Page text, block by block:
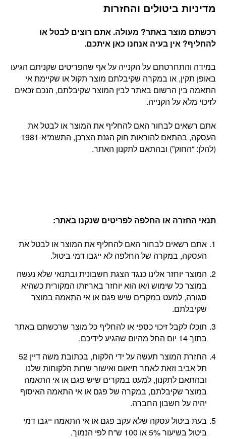
מדיניות ביטולים והחזרות
רכשתם מוצר באתר? מעולה. אתם רוצים לבטל או
להחליף? אין בעיה אנחנו כאן איתכם.
במידה והתחרטתם על הקנייה על אף שהפריטים שקניתם הגיעו
באופן תקין, או במקרה שקיבלתם מוצר תקול או שקיימת אי
התאמה בין הרשום באתר לבין המוצר שקיבלתם, הנכם זכאים
לזיכוי מלא על הקנייה.
אתם רשאים לבחור האם להחליף את המוצר או לבטל את
העסקה, בהתאם להוראות חוק הגנת הצרכן, התשמ”א-1981
(להלן: “החוק”) ובהתאם לתקנון האתר.
תנאי החזרה או החלפה לפריטים שנקנו באתר:
אתם רשאים לבחור האם להחליף את המוצר או לבטל את
העסקה, במקרה של החלפה לא ייגבו דמי ביטול.
המוצר יוחזר אלינו כנגד הצגת חשבונית ובתנאי שלא נעשה
במוצר כל שימוש ו/או הוא יוחזר באריזתו המקורית כשהיא
סגורה, למעט במקרים שיש פגם או אי התאמה במוצר
שקיבלתם.
תוכלו לקבל זיכוי כספי או להחליף כל מוצר שרכשתם באתר
בתוך 14 יום החל מהיום שהגיע לידיכם.
החזרת המוצר תעשה על ידי הלקוח, בכתובת משה דיין 52
תל אביב וזאת לאחר תיאום ואישור שרות הלקוחות שלנו
ובהתאם לתקנון, למעט במקרים שיש פגם או אי התאמה
במוצר שקיבלתם, במקרה של פגם או אי התאמה האיסוף
יהיה על חשבון החברה.
בעת ביטול עסקה שלא עקב פגם או אי התאמה ייגבו דמי
ביטול בשיעור 5% או 100 ש”ח לפי הנמוך.